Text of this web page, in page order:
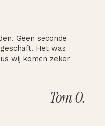
Geen seconde
Het was
wij komen zeker
Tom O.